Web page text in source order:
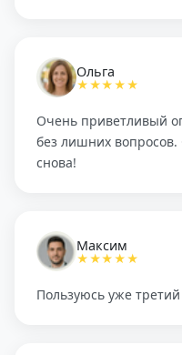
Ольга
★★★★★
Очень приветливый
без лишних
снова!
Максим
★★★★★
Пользуюсь уже